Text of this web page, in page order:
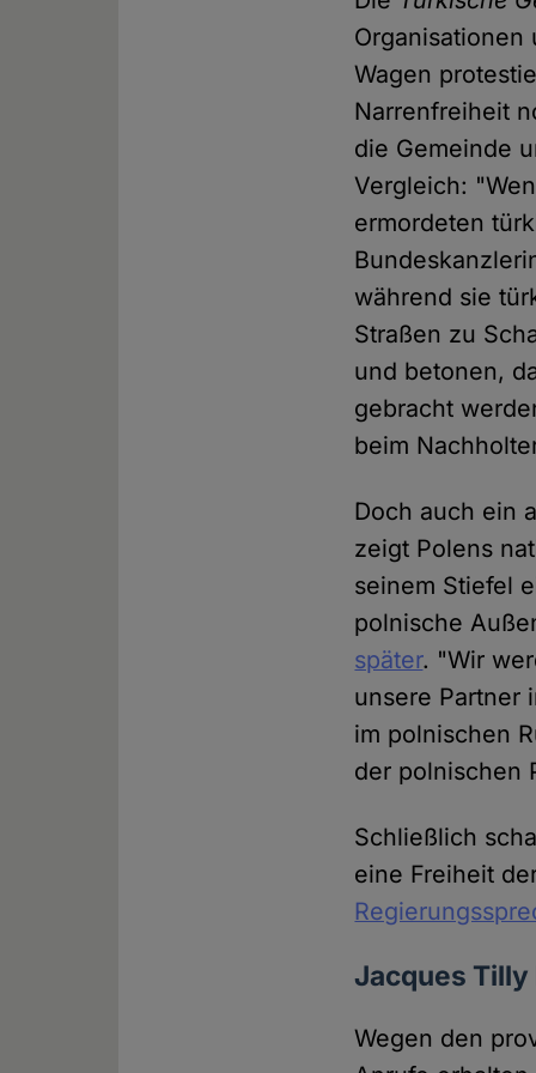
Organisationen
Wagen
Narrenfreiheit
die Gemeinde
Vergleich:
ermordeten
während sie
Straßen zu
und betonen,
gebracht
beim
Doch auch ein
zeigt Polens
seinem Stiefel
polnische
später. "Wir
unsere Partner
im polnischen
der polnischen
Schließlich
eine Freiheit
Jacques
Wegen den